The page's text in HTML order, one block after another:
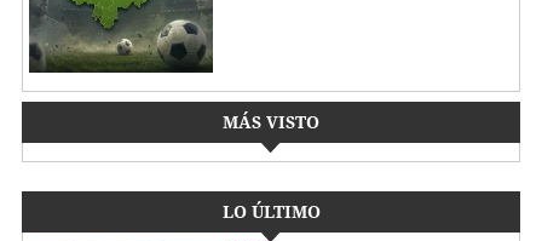
MÁS VISTO
LO ÚLTIMO